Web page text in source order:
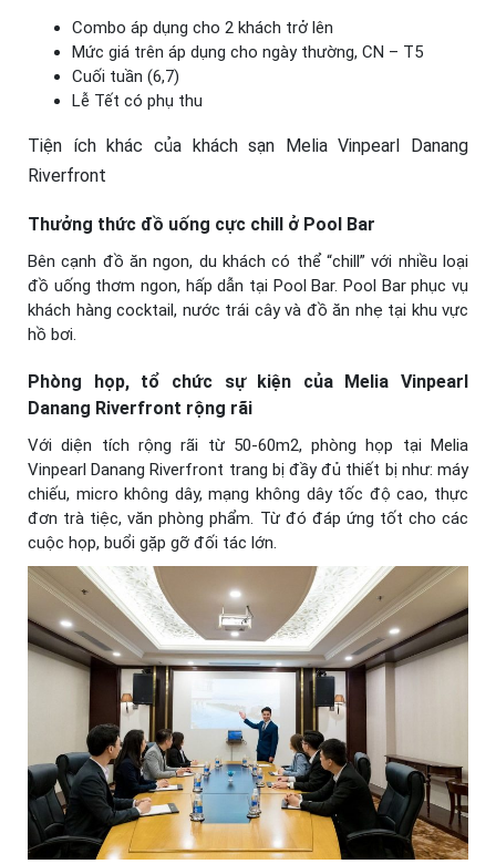
Combo áp dụng cho 2 khách trở lên
Mức giá trên áp dụng cho ngày thường, CN – T5
Cuối tuần (6,7)
Lễ Tết có phụ thu
Tiện ích khác của khách sạn Melia Vinpearl Danang
Riverfront
Thưởng thức đồ uống cực chill ở Pool Bar
Bên cạnh đồ ăn ngon, du khách có thể “chill” với nhiều loại
đồ uống thơm ngon, hấp dẫn tại Pool Bar. Pool Bar phục vụ
khách hàng cocktail, nước trái cây và đồ ăn nhẹ tại khu vực
hồ bơi.
Phòng họp, tổ chức sự kiện của Melia Vinpearl
Danang Riverfront rộng rãi
Với diện tích rộng rãi từ 50-60m2, phòng họp tại Melia
Vinpearl Danang Riverfront trang bị đầy đủ thiết bị như: máy
chiếu, micro không dây, mạng không dây tốc độ cao, thực
đơn trà tiệc, văn phòng phẩm. Từ đó đáp ứng tốt cho các
cuộc họp, buổi gặp gỡ đối tác lớn.